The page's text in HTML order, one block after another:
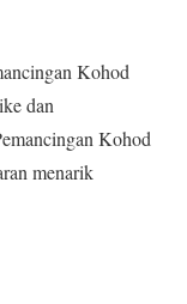
Kohod
dan
Kohod
menarik